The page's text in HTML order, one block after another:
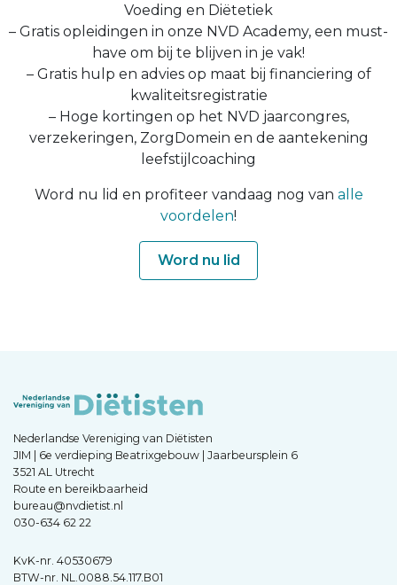
Voeding en Diëtetiek
– Gratis opleidingen in onze NVD Academy, een must-
have om bij te blijven in je vak!
– Gratis hulp en advies op maat bij financiering of
kwaliteitsregistratie
– Hoge kortingen op het NVD jaarcongres,
verzekeringen, ZorgDomein en de aantekening
leefstijlcoaching
Word nu lid en profiteer vandaag nog van alle
voordelen!
Word nu lid
Nederlandse Vereniging van Diëtisten
JIM | 6e verdieping Beatrixgebouw | Jaarbeursplein 6
3521 AL Utrecht
Route en bereikbaarheid
bureau@nvdietist.nl
030-634 62 22
KvK-nr. 40530679
BTW-nr. NL.0088.54.117.B01